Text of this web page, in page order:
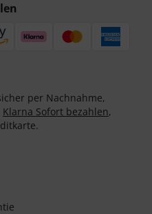
per Nachnahme,
Klarna Sofort bezahlen,